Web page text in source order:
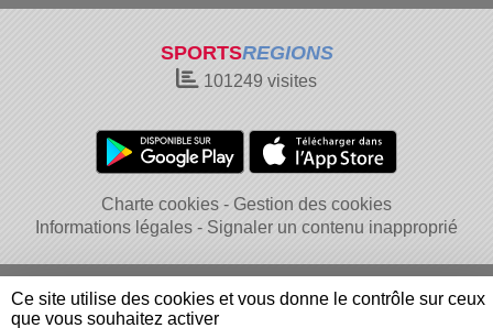
SPORTSREGIONS
101249 visites
Charte cookies
Gestion des cookies
Informations légales
Signaler un contenu inapproprié
Ce site utilise des cookies et vous donne le contrôle sur ceux
que vous souhaitez activer